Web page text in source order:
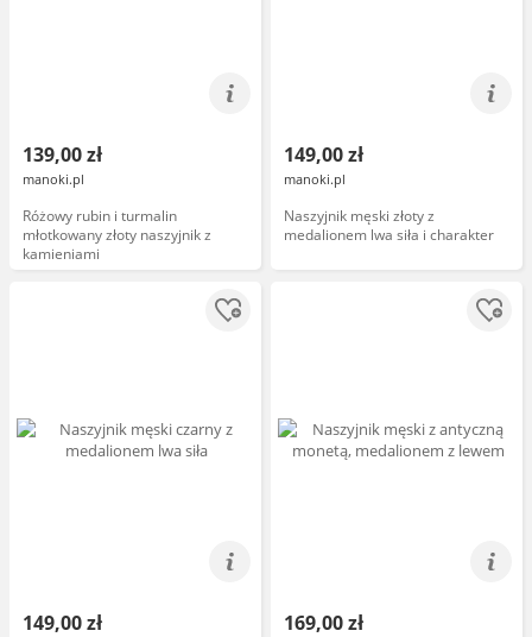
139,00 zł
manoki.pl
Różowy rubin i turmalin
młotkowany złoty naszyjnik z
kamieniami
149,00 zł
manoki.pl
Naszyjnik męski złoty z
medalionem lwa siła i charakter
149,00 zł 169,00 zł